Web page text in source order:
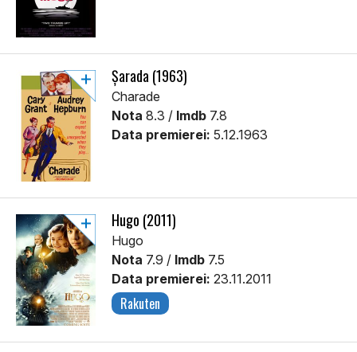
Șarada (1963)
Charade
Nota 8.3 / Imdb 7.8
Data premierei: 5.12.1963
Hugo (2011)
Hugo
Nota 7.9 / Imdb 7.5
Data premierei: 23.11.2011
Rakuten